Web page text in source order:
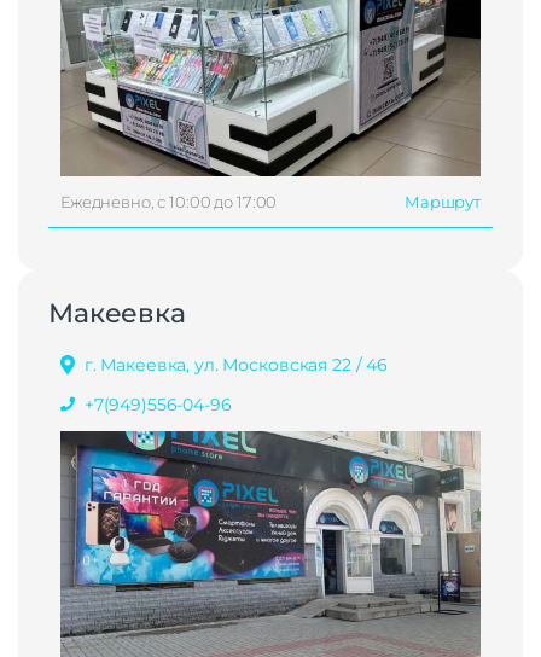
Ежедневно, с 10:00 до 17:00 Маршрут
Макеевка
г. Макеевка, ул. Московская 22 / 46
+7(949)556-04-96